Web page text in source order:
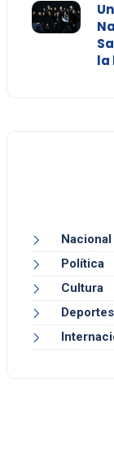
la
Nacional
Política
Cultura
Deportes